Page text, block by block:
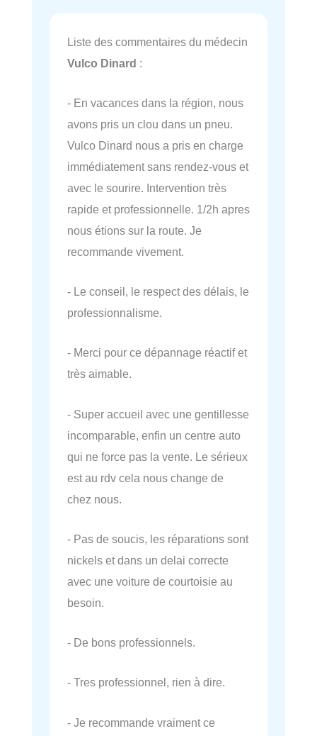
Liste des commentaires du médecin
Vulco Dinard :
- En vacances dans la région, nous
avons pris un clou dans un pneu.
Vulco Dinard nous a pris en charge
immédiatement sans rendez-vous et
avec le sourire. Intervention très
rapide et professionnelle. 1/2h apres
nous étions sur la route. Je
recommande vivement.
- Le conseil, le respect des délais, le
professionnalisme.
- Merci pour ce dépannage réactif et
très aimable.
- Super accueil avec une gentillesse
incomparable, enfin un centre auto
qui ne force pas la vente. Le sérieux
est au rdv cela nous change de
chez nous.
- Pas de soucis, les réparations sont
nickels et dans un delai correcte
avec une voiture de courtoisie au
besoin.
- De bons professionnels.
- Tres professionnel, rien à dire.
- Je recommande vraiment ce